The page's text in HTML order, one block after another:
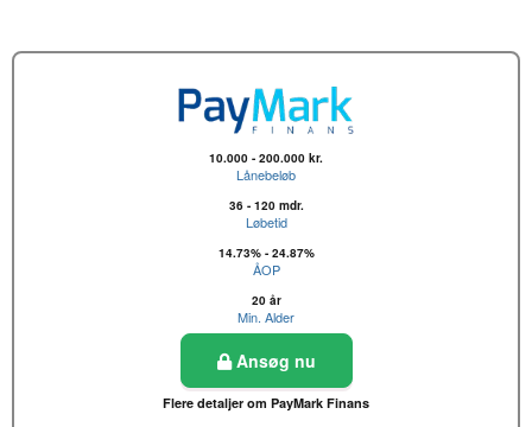
10.000 - 200.000 kr.
Lånebeløb
36 - 120 mdr.
Løbetid
14.73% - 24.87%
ÅOP
20 år
Min. Alder
Ansøg nu
Flere detaljer om PayMark Finans